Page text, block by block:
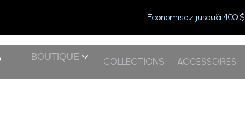
Économisez jusqu’à 400 $
BOUTIQUE COLLECTIONS ACCESSOIRES